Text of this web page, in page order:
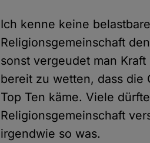
Ich kenne keine
Religionsgemeinschaft
sonst vergeudet man
bereit zu wetten, dass die
Top Ten käme. Viele
Religionsgemeinschaft
irgendwie so was.